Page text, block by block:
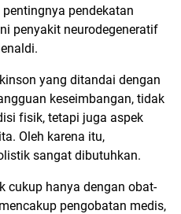
pendekatan
penyakit neurodegeneratif
yang ditandai dengan
keseimbangan, tidak
fisik, tetapi juga aspek
Oleh karena itu,
sangat dibutuhkan.
cukup hanya dengan obat-
pengobatan medis,